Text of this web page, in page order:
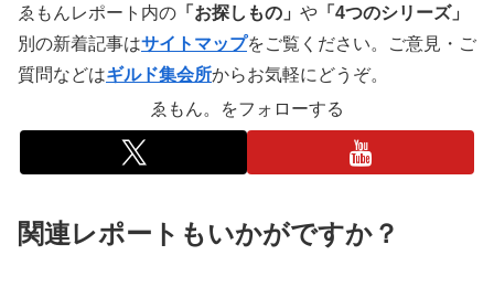
ゑもんレポート内の 「お探しもの」 や 「4つのシリーズ」
別の新着記事はサイトマップをご覧ください。ご意見・ご
質問などはギルド集会所からお気軽にどうぞ。
ゑもん。をフォローする
関連レポートもいかがですか？